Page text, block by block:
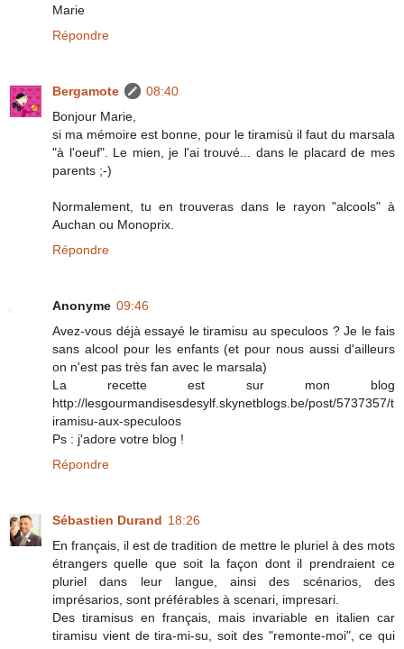
Marie
Répondre
Bergamote
08:40
Bonjour Marie,
si ma mémoire est bonne, pour le tiramisù il faut du marsala
"à l'oeuf". Le mien, je l'ai trouvé... dans le placard de mes
parents ;-)
Normalement, tu en trouveras dans le rayon "alcools" à
Auchan ou Monoprix.
Répondre
Anonyme 09:46
Avez-vous déjà essayé le tiramisu au speculoos ? Je le fais
sans alcool pour les enfants (et pour nous aussi d'ailleurs
on n'est pas très fan avec le marsala)
La recette est sur mon blog
http://lesgourmandisesdesylf.skynetblogs.be/post/5737357/t
iramisu-aux-speculoos
Ps : j'adore votre blog !
Répondre
Sébastien Durand 18:26
En français, il est de tradition de mettre le pluriel à des mots
étrangers quelle que soit la façon dont il prendraient ce
pluriel dans leur langue, ainsi des scénarios, des
imprésarios, sont préférables à scenari, impresari.
Des tiramisus en français, mais invariable en italien car
tiramisu vient de tira-mi-su, soit des "remonte-moi", ce qui